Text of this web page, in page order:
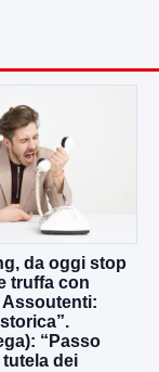
da oggi stop
truffa con
Assoutenti:
“Passo
dei